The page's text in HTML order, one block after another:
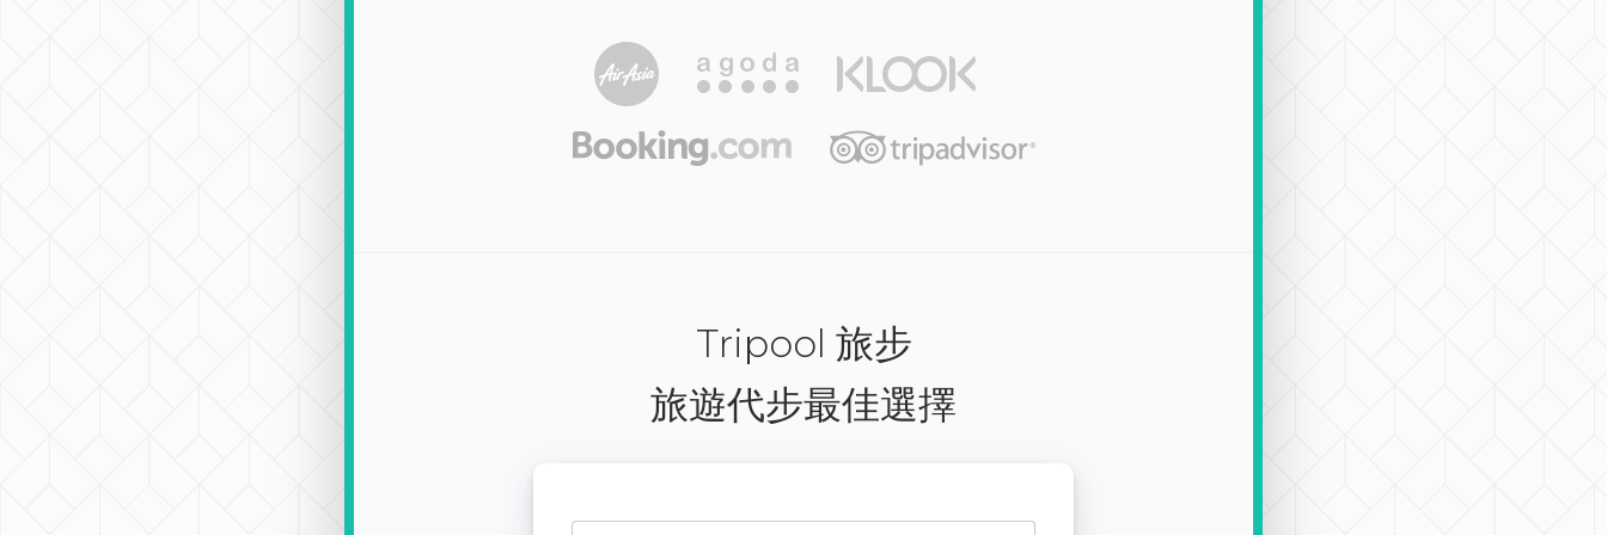
Tripool 旅步
旅遊代步最佳選擇